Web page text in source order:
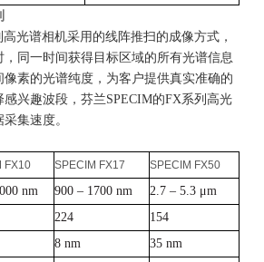
光谱相机采用的线阵推扫的成像方式，
同一时间获得目标区域的所有光谱信息
素的光谱纯度，为客户提供真实准确的
兴趣波段，芬兰SPECIM的FX系列高光
采集速度。
FX10 SPECIM FX17 SPECIM FX50
nm 900 – 1700 nm
2.7 – 5.3 μm
224
154
8 nm
35 nm